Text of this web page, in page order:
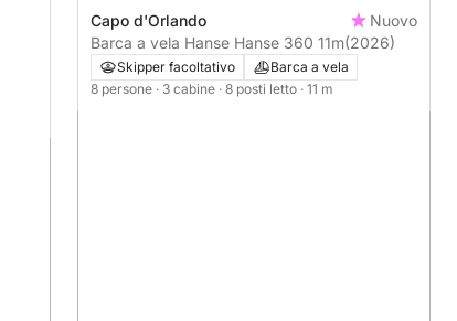
Capo d'Orlando
Nuovo
Barca a vela Hanse Hanse 360 11m(2026)
Skipper facoltativo
Barca a vela
8 persone · 3 cabine · 8 posti letto · 11 m